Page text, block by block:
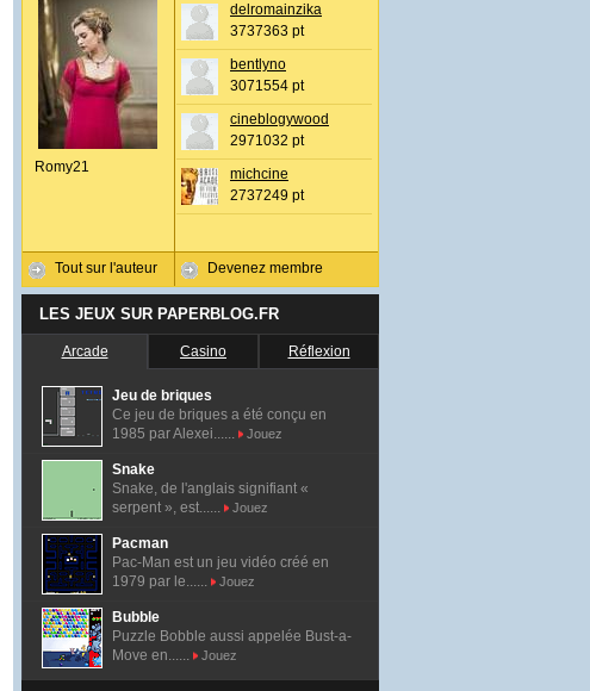
Romy21
Tout sur l'auteur
delromainzika
3737363 pt
bentlyno
3071554 pt
cineblogywood
2971032 pt
michcine
2737249 pt
Devenez membre
LES JEUX SUR PAPERBLOG.FR
Arcade Casino Réflexion
Jeu de briques
Ce jeu de briques a été conçu en
1985 par Alexei......
Jouez
Snake
Snake, de l'anglais signifiant «
serpent », est......
Jouez
Pacman
Pac-Man est un jeu vidéo créé en
1979 par le......
Jouez
Bubble
Puzzle Bobble aussi appelée Bust-a-
Move en......
Jouez